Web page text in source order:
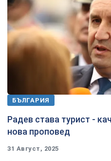
БЪЛГАРИЯ
Радев става турист -
нова проповед
31 Август, 2025